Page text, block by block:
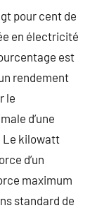
pour cent de
en électricité
est
rendement
le
d’une
Le kilowatt
d’un
maximum
standard de